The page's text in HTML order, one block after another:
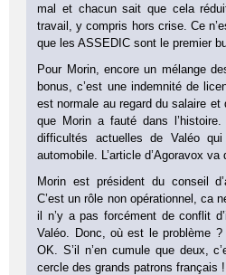
mal et chacun sait que cela
travail, y compris hors crise. Ce
que les ASSEDIC sont le premier
Pour Morin, encore un mélange
bonus, c’est une indemnité de
est normale au regard du salaire et
que Morin a fauté dans
difficultés actuelles de Valéo qui
automobile. L’article d’Agoravox va
Morin est président du conseil
C’est un rôle non opérationnel, ca
il n’y a pas forcément de conflit
Valéo. Donc, où est le problème
OK. S’il n’en cumule que deux,
cercle des grands patrons français !